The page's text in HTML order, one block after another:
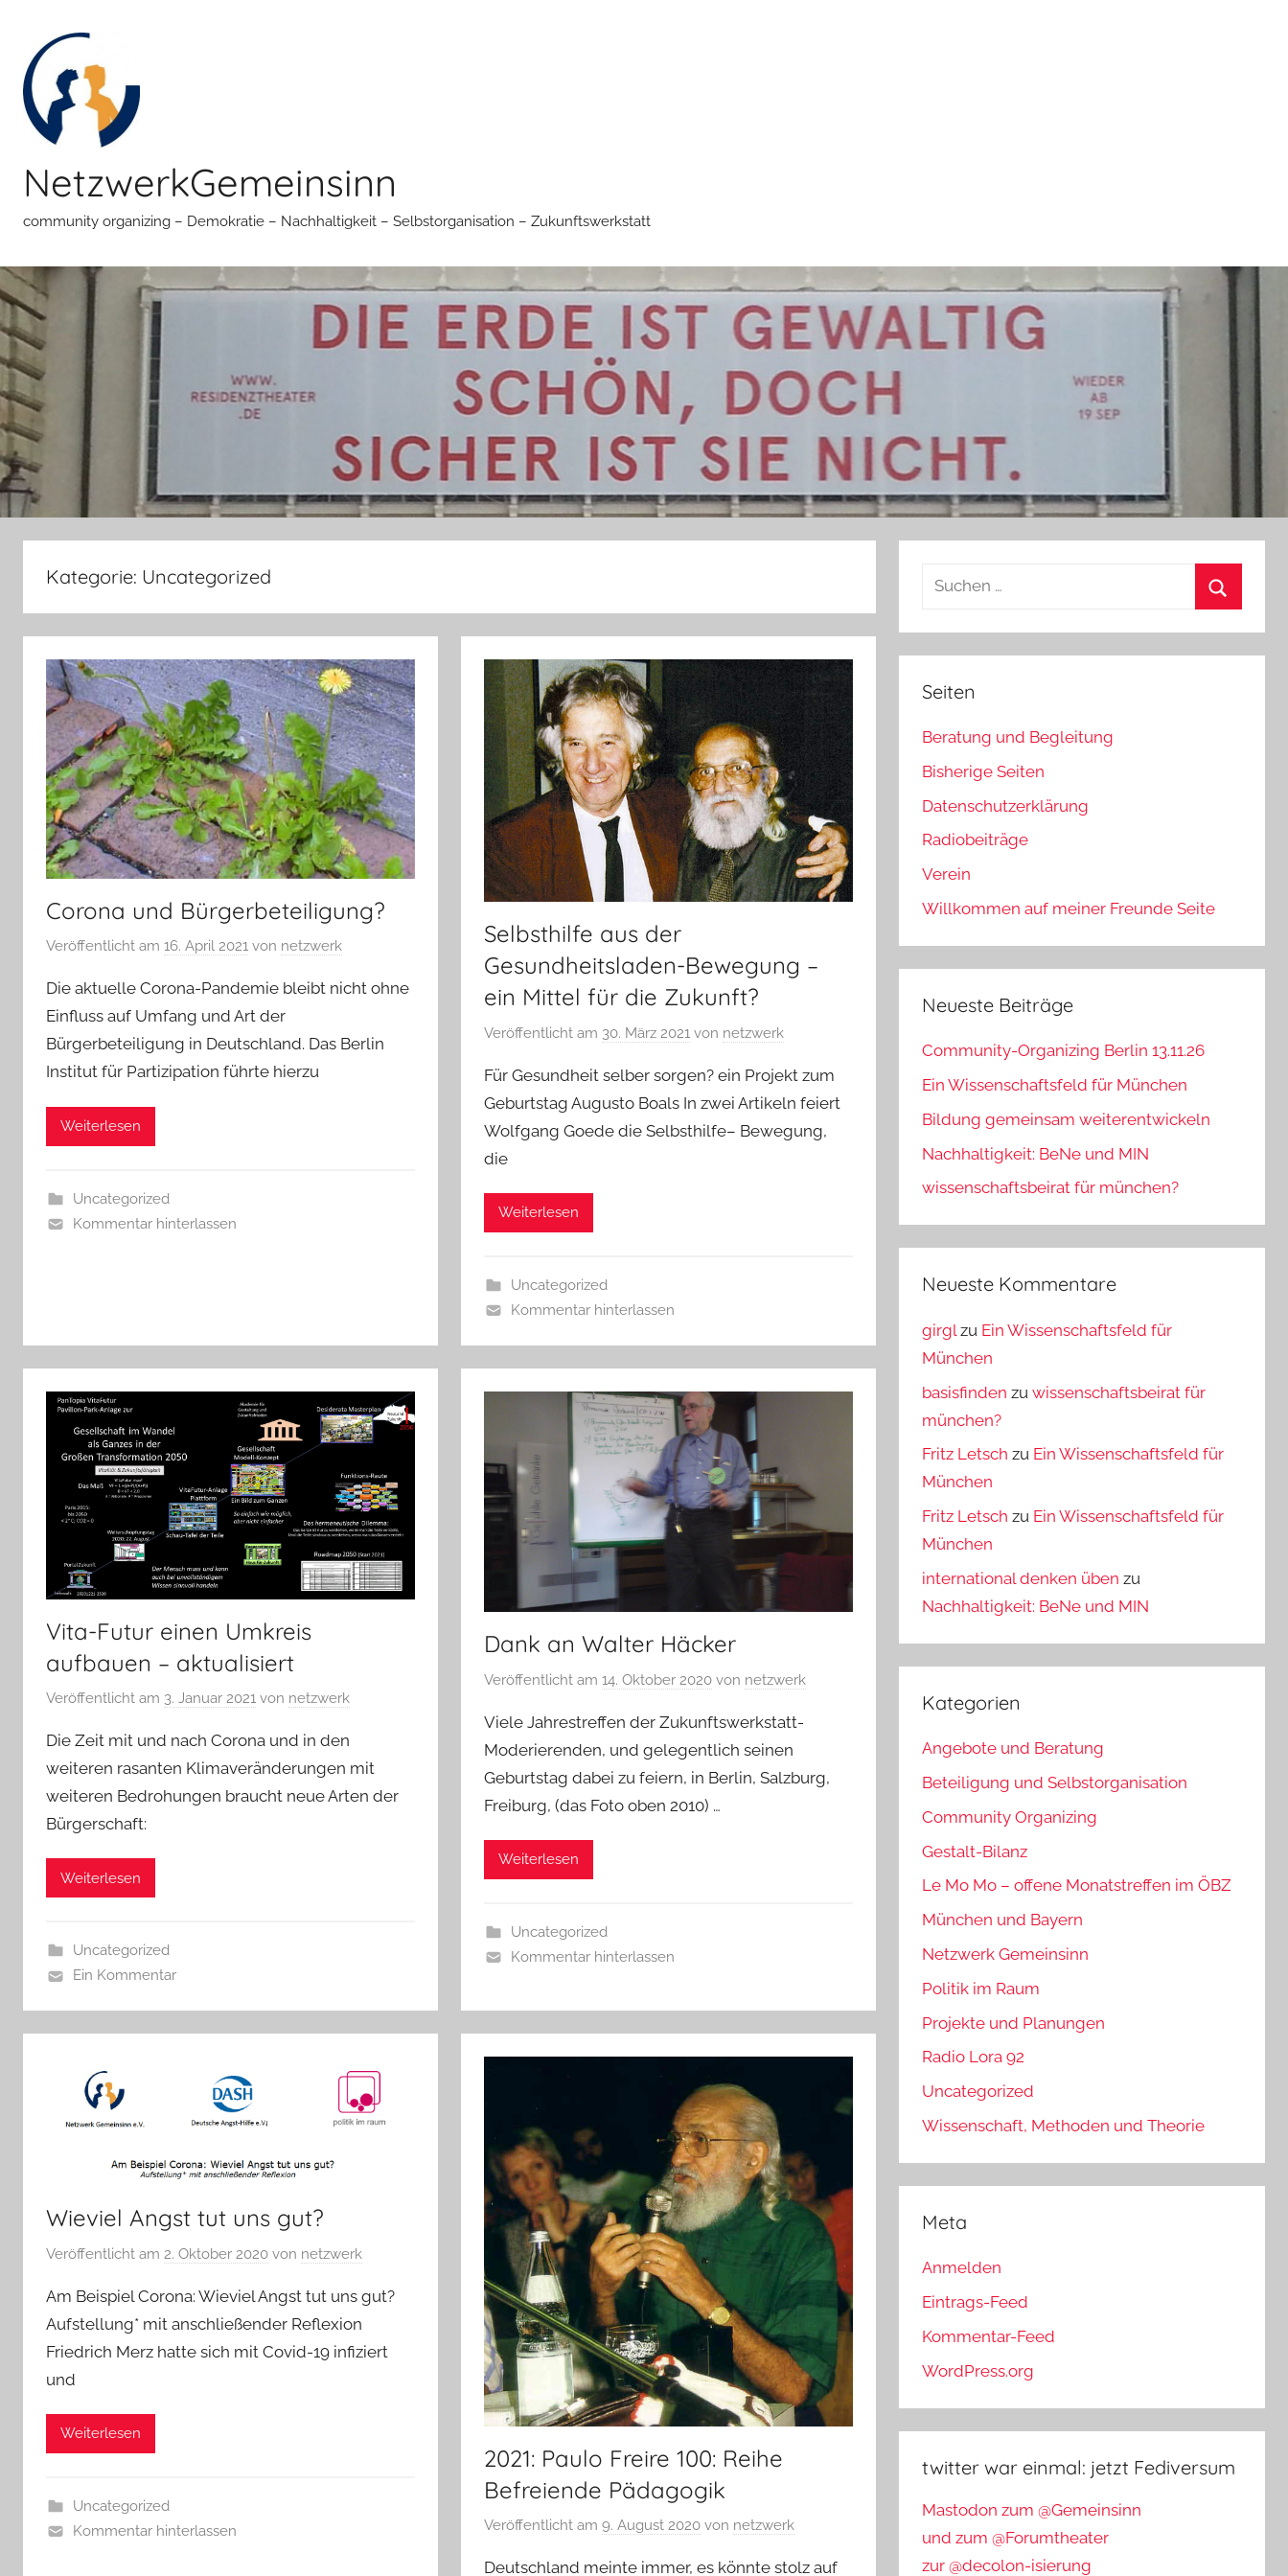
springen
NetzwerkGemeinsinn
community organizing – Demokratie – Nachhaltigkeit – Selbstorganisation – Zukunftswerkstatt
Kategorie: Uncategorized
Corona und Bürgerbeteiligung?
Veröffentlicht am 16. April 2021 von netzwerk
Die aktuelle Corona-Pandemie bleibt nicht ohne
Einfluss auf Umfang und Art der
Bürgerbeteiligung in Deutschland. Das Berlin
Institut für Partizipation führte hierzu
Weiterlesen
Uncategorized
Kommentar hinterlassen
Selbsthilfe aus der
Gesundheitsladen-Bewegung –
ein Mittel für die Zukunft?
Veröffentlicht am 30. März 2021 von netzwerk
Für Gesundheit selber sorgen? ein Projekt zum
Geburtstag Augusto Boals In zwei Artikeln feiert
Wolfgang Goede die Selbsthilfe– Bewegung,
die
Weiterlesen
Uncategorized
Kommentar hinterlassen
Vita-Futur einen Umkreis
aufbauen – aktualisiert
Veröffentlicht am 3. Januar 2021 von netzwerk
Die Zeit mit und nach Corona und in den
weiteren rasanten Klimaveränderungen mit
weiteren Bedrohungen braucht neue Arten der
Bürgerschaft:
Weiterlesen
Uncategorized
Ein Kommentar
Dank an Walter Häcker
Veröffentlicht am14. Oktober 2020 von netzwerk
Viele Jahrestreffen der Zukunftswerkstatt-
Moderierenden, und gelegentlich seinen
Geburtstag dabei zu feiern, in Berlin, Salzburg,
Freiburg, (das Foto oben 2010) …
Weiterlesen
Uncategorized
Kommentar hinterlassen
Wieviel Angst tut uns gut?
Veröffentlicht am 2. Oktober 2020 von netzwerk
Am Beispiel Corona: Wieviel Angst tut uns gut?
Aufstellung* mit anschließender Reflexion
Friedrich Merz hatte sich mit Covid-19 infiziert
und
Weiterlesen
Uncategorized
Kommentar hinterlassen
2021: Paulo Freire 100: Reihe
Befreiende Pädagogik
Veröffentlicht am9. August 2020 von netzwerk
Deutschland meinte immer, es könnte stolz auf
Suchen
Seiten
Beratung und Begleitung
Bisherige Seiten
Datenschutzerklärung
Radiobeiträge
Verein
Willkommen auf meiner Freunde Seite
Neueste Beiträge
Community-Organizing Berlin 13.11.26
Ein Wissenschaftsfeld für München
Bildung gemeinsam weiterentwickeln
Nachhaltigkeit: BeNe und MIN
wissenschaftsbeirat für münchen?
Neueste Kommentare
girgl zu Ein Wissenschaftsfeld für
München
basisfinden zuwissenschaftsbeirat für
münchen?
Fritz Letsch zu Ein Wissenschaftsfeld für
München
Fritz Letsch zu Ein Wissenschaftsfeld für
München
international denken üben zu
Nachhaltigkeit: BeNe und MIN
Kategorien
Angebote und Beratung
Beteiligung und Selbstorganisation
Community Organizing
Gestalt-Bilanz
Le Mo Mo – offene Monatstreffen im ÖBZ
München und Bayern
Netzwerk Gemeinsinn
Politik im Raum
Projekte und Planungen
Radio Lora 92
Uncategorized
Wissenschaft, Methoden und Theorie
Meta
Anmelden
Eintrags-Feed
Kommentar-Feed
WordPress.org
twitter war einmal: jetzt Fediversum
Mastodon zum @Gemeinsinn
und zum @Forumtheater
zur @decolon-isierung